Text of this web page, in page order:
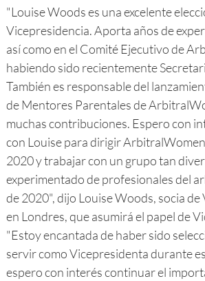
"Louise Woods es una excelente
Vicepresidencia. Aporta años de
así como en el Comité Ejecutivo de
habiendo sido recientemente
También es responsable del
de Mentores Parentales de
muchas contribuciones. Espero con
con Louise para dirigir
2020 y trabajar con un grupo tan
experimentado de profesionales del
de 2020", dijo Louise Woods, socia de
en Londres, que asumirá el papel de
"Estoy encantada de haber sido
servir como Vicepresidenta durante
espero con interés continuar el